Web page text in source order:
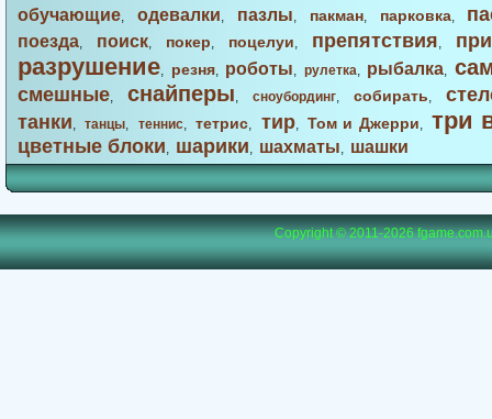
обучающие, одевалки, пазлы, пакман, парковка,
поезда, поиск, покер, поцелуи, препятствия,
разрушение, резня, роботы, рулетка, рыбалка,
смешные, снайперы, сноубординг, собирать,
танки,танцы, теннис,тетрис, тир,Том и Джерри, три
цветные блоки, шарики, шахматы, шашки
Copyright © 2011-2026